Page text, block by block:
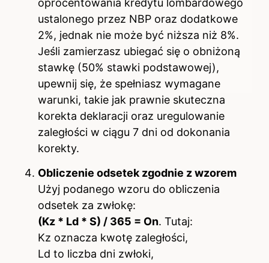
ustalonego przez NBP oraz dodatkowe
2%, jednak nie może być niższa niż 8%.
Jeśli zamierzasz ubiegać się o obniżoną
stawkę (50% stawki podstawowej),
upewnij się, że spełniasz wymagane
warunki, takie jak prawnie skuteczna
korekta deklaracji oraz uregulowanie
zaległości w ciągu 7 dni od dokonania
korekty.
Obliczenie odsetek zgodnie z wzorem
Użyj podanego wzoru do obliczenia
odsetek za zwłokę:
(Kz * Ld * S) / 365 = On. Tutaj:
Kz oznacza kwotę zaległości,
Ld to liczba dni zwłoki,